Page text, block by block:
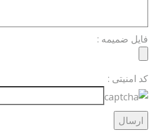
فایل ضمیمه :
کد امنیتی :